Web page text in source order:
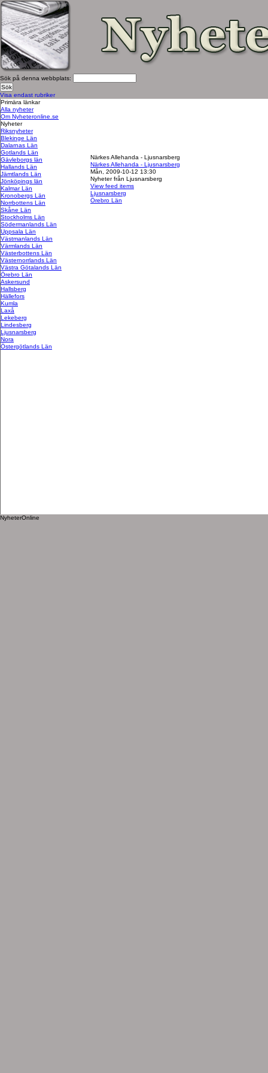
Sök på denna webbplats:
Visa endast rubriker
Primära länkar
Alla nyheter
Om Nyheteronline.se
Nyheter
Riksnyheter
Blekinge Län
Dalarnas Län
Gotlands Län
Gävleborgs län
Hallands Län
Jämtlands Län
Jönköpings län
Kalmar Län
Kronobergs Län
Norrbottens Län
Skåne Län
Stockholms Län
Södermanlands Län
Uppsala Län
Västmanlands Län
Värmlands Län
Västerbottens Län
Västernorrlands Län
Västra Götalands Län
Örebro Län
Askersund
Hallsberg
Hällefors
Kumla
Laxå
Lekeberg
Lindesberg
Ljusnarsberg
Nora
Östergötlands Län
Närkes Allehanda - Ljusnarsberg
Närkes Allehanda - Ljusnarsberg
Mån, 2009-10-12 13:30
Nyheter från Ljusnarsberg
View feed items
Ljusnarsberg
Örebro Län
NyheterOnline